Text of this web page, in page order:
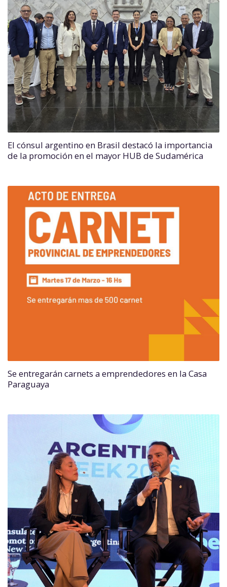
El cónsul argentino en Brasil destacó la importancia
de la promoción en el mayor HUB de Sudamérica
Se entregarán carnets a emprendedores en la Casa
Paraguaya